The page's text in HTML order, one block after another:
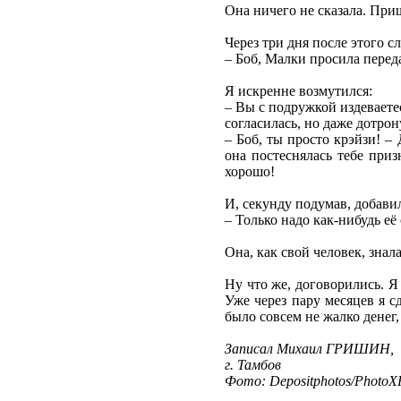
Она ничего не сказала.
Через три дня после этого
– Боб, Малки просила
Я искренне возмутился:
– Вы с подружкой
согласилась, но даже
– Боб, ты просто крэйзи!
она постеснялась тебе
хорошо!
И, секунду подумав,
– Только надо как-нибудь
Она, как свой человек,
Ну что же, договорились. Я
Уже через пару месяцев я
было совсем не жалко
Записал Михаил ГРИШИН,
г. Тамбов
Фото: Depositphotos/